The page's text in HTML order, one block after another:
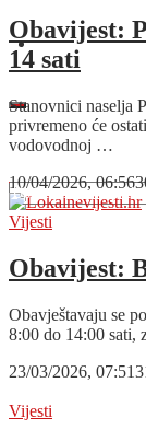
Kontakt
Obavijest:
14 sati
Stanovnici naselja
privremeno će
vodovodnoj …
10/04/2026, 06:56
Vijesti
Obavijest:
Obavještavaju se
8:00 do 14:00 sati,
23/03/2026, 07:51
Vijesti